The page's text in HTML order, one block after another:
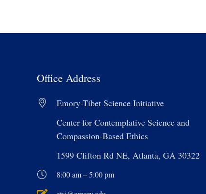
Office Address
Emory-Tibet Science Initiative
Center for Contemplative Science and
Compassion-Based Ethics
1599 Clifton Rd NE, Atlanta, GA 30322
8:00 am – 5:00 pm